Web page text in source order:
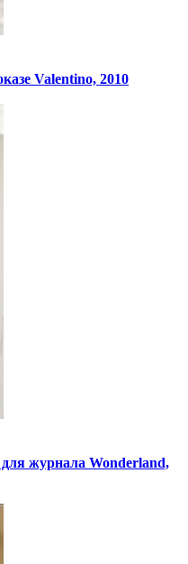
Valentino, 2010
для журнала Wonderland,